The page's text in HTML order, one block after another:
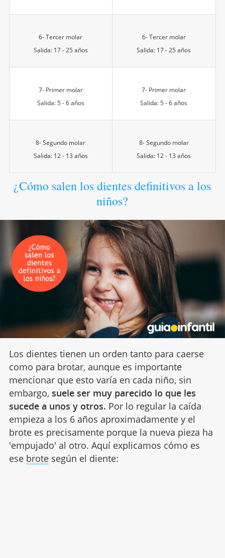
6- Tercer molar
Salida: 17 - 25 años
6- Tercer molar
Salida: 17 - 25 años
7- Primer molar
Salida: 5 - 6 años
7- Primer molar
Salida: 5 - 6 años
8- Segundo molar
Salida: 12 - 13 años
8- Segundo molar
Salida: 12 - 13 años
¿Cómo salen los dientes definitivos a los
niños?
Los dientes tienen un orden tanto para caerse
como para brotar, aunque es importante
mencionar que esto varía en cada niño, sin
embargo, suele ser muy parecido lo que les
sucede a unos y otros. Por lo regular la caída
empieza a los 6 años aproximadamente y el
brote es precisamente porque la nueva pieza ha
'empujado' al otro. Aquí explicamos cómo es
ese brotesegún el diente: